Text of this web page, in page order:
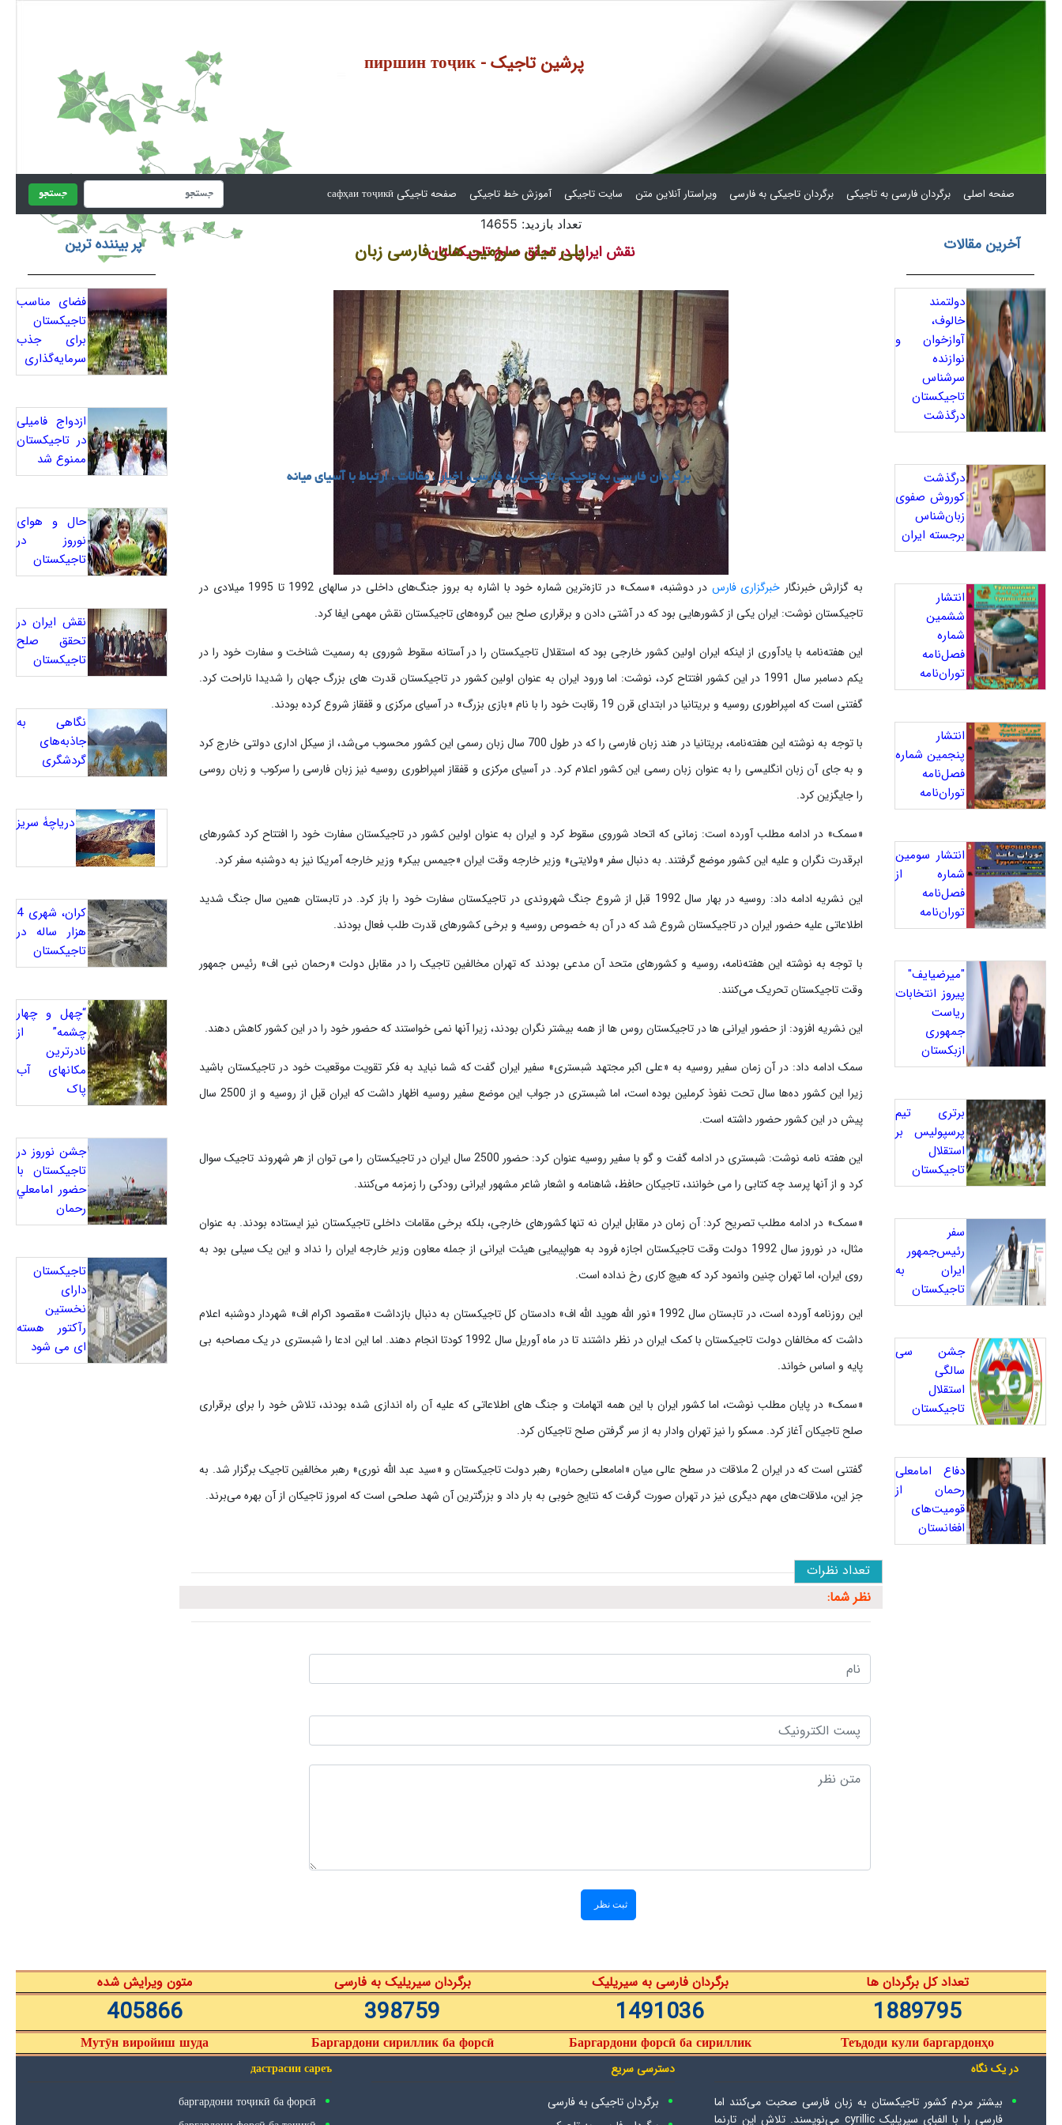
пиршин тоҷик - پرشین تاجیک
پلی میان سرزمین های فارسی زبان
برگردان فارسی به تاجیکی، تاجیکی به فارسی، اخبار ، مقالات ، ارتباط با آسیای میانه
صفحه اصلی
(current) برگردان فارسی به تاجیکی برگردان تاجیکی به فارسی ویراستار آنلاین متن سایت تاجیکی آموزش خط تاجیکی صفحه تاجیکی сафҳаи тоҷикӣ جستجو
پر بیننده ترین
فضای مناسب
تاجیکستان
برای جذب
سرمایه‌گذاری
ازدواج فامیلی
در تاجیکستان
ممنوع شد
حال و هوای
نوروز در
تاجیکستان
نقش ایران در
تحقق صلح
تاجیکستان
نگاهی به
جاذبه‌های
گردشگری
دریاچۀ سریز
کران، شهری 4
هزار ساله در
تاجیکستان
“چهل و چهار
چشمه” از
نادرترین
مکانهای آب
پاک
جشن نوروز در
تاجيکستان با
حضور امامعلي
رحمان
تاجیکستان
دارای
نخستین
رآکتور هسته
ای می شود
تعداد بازدید: 14655
نقش ایران در تحقق صلح تاجیکستان
به گزارش خبرنگار خبرگزاری فارس
در دوشنبه، «سمک» در تازه‌ترین شماره خود با اشاره به بروز جنگ‌های داخلی در سالهای 1992 تا 1995 میلادی در
تاجیکستان نوشت: ایران یکی از کشورهایی بود که در آشتی دادن و برقراری صلح بین گروه‌های تاجیکستان نقش مهمی ایفا کرد.
این هفته‌نامه با یادآوری از اینکه ایران اولین کشور خارجی بود که استقلال تاجیکستان را در آستانه سقوط شوروی به رسمیت شناخت و سفارت خود را در
یکم دسامبر سال 1991 در این کشور افتتاح کرد، نوشت: اما ورود ایران به عنوان اولین کشور در تاجیکستان قدرت های بزرگ جهان را شدیدا ناراحت کرد.
گفتنی است که امپراطوری روسیه و بریتانیا در ابتدای قرن 19 رقابت خود را با نام «بازی بزرگ» در آسیای مرکزی و قفقاز شروع کرده بودند.
با توجه به نوشته این هفته‌نامه، بریتانیا در هند زبان فارسی را که در طول 700 سال زبان رسمی این کشور محسوب می‌شد، از سیکل اداری دولتی خارج کرد
و به جای آن زبان انگلیسی را به عنوان زبان رسمی این کشور اعلام کرد. در آسیای مرکزی و قفقاز امپراطوری روسیه نیز زبان فارسی را سرکوب و زبان روسی
را جایگزین کرد.
«سمک» در ادامه مطلب آورده است: زمانی که اتحاد شوروی سقوط کرد و ایران به عنوان اولین کشور در تاجیکستان سفارت خود را افتتاح کرد کشورهای
ابرقدرت نگران و علیه این کشور موضع گرفتند. به دنبال سفر «ولایتی» وزیر خارجه وقت ایران «جیمس بیکر» وزیر خارجه آمریکا نیز به دوشنبه سفر کرد.
این نشریه ادامه داد: روسیه در بهار سال 1992 قبل از شروع جنگ شهروندی در تاجیکستان سفارت خود را باز کرد. در تابستان همین سال جنگ شدید
اطلاعاتی علیه حضور ایران در تاجیکستان شروع شد که در آن به خصوص روسیه و برخی کشورهای قدرت طلب فعال بودند.
با توجه به نوشته این هفته‌نامه، روسیه و کشورهای متحد آن مدعی بودند که تهران مخالفین تاجیک را در مقابل دولت «رحمان نبی اف» رئیس جمهور
وقت تاجیکستان تحریک می‌کنند.
این نشریه افزود: از حضور ایرانی ها در تاجیکستان روس ها از همه بیشتر نگران بودند، زیرا آنها نمی خواستند که حضور خود را در این کشور کاهش دهند.
سمک ادامه داد: در آن زمان سفیر روسیه به «علی اکبر مجتهد شبستری» سفیر ایران گفت که شما نباید به فکر تقویت موقعیت خود در تاجیکستان باشید
زیرا این کشور ده‌ها سال تحت نفوذ کرملین بوده است، اما شبستری در جواب این موضع سفیر روسیه اظهار داشت که ایران قبل از روسیه و از 2500 سال
پیش در این کشور حضور داشته است.
این هفته نامه نوشت: شبستری در ادامه گفت و گو با سفیر روسیه عنوان کرد: حضور 2500 سال ایران در تاجیکستان را می توان از هر شهروند تاجیک سوال
کرد و از آنها پرسد چه کتابی را می خوانند، تاجیکان حافظ، شاهنامه و اشعار شاعر مشهور ایرانی رودکی را زمزمه می‌کنند.
«سمک» در ادامه مطلب تصریح کرد: آن زمان در مقابل ایران نه تنها کشورهای خارجی، بلکه برخی مقامات داخلی تاجیکستان نیز ایستاده بودند. به عنوان
مثال، در نوروز سال 1992 دولت وقت تاجیکستان اجازه فرود به هواپیمایی هیئت ایرانی از جمله معاون وزیر خارجه ایران را نداد و این یک سیلی بود به
روی ایران، اما تهران چنین وانمود کرد که هیچ کاری رخ نداده است.
این روزنامه آورده است، در تابستان سال 1992 «نور الله هوید الله اف» دادستان کل تاجیکستان به دنبال بازداشت «مقصود اکرام اف» شهردار دوشنبه اعلام
داشت که مخالفان دولت تاجیکستان با کمک ایران در نظر داشتند تا در ماه آوریل سال 1992 کودتا انجام دهند. اما این ادعا را شبستری در یک مصاحبه بی
پایه و اساس خواند.
«سمک» در پایان مطلب نوشت، اما کشور ایران با این همه اتهامات و جنگ های اطلاعاتی که علیه آن راه اندازی شده بودند، تلاش خود را برای برقراری
صلح تاجیکان آغاز کرد. مسکو را نیز تهران وادار به از سر گرفتن صلح تاجیکان کرد.
گفتنی است که در ایران 2 ملاقات در سطح عالی میان «امامعلی رحمان» رهبر دولت تاجیکستان و «سید عبد الله نوری» رهبر مخالفین تاجیک برگزار شد. به
جز این، ملاقات‌های مهم دیگری نیز در تهران صورت گرفت که نتایج خوبی به بار داد و بزرگترین آن شهد صلحی است که امروز تاجیکان از آن بهره می‌برند.
تعداد نظرات
نظر شما:
آخرین مقالات
دولتمند
خالوف،
آوازخوان و
نوازنده
سرشناس
تاجیکستان
درگذشت
درگذشت
کوروش صفوی
زبان‌شناس
برجسته ایران
انتشار
ششمین
شماره
فصل‌نامه
توران‌نامه
انتشار
پنجمین شماره
فصل‌نامه
توران‌نامه
انتشار سومین
شماره از
فصل‌نامه
توران‌نامه
"میرضیایف"
پیروز انتخابات
ریاست
جمهوری
ازبکستان
برتری تیم
پرسپولیس بر
استقلال
تاجیکستان
سفر
رئیس‌جمهور
ایران به
تاجیکستان
جشن سی
سالگی
استقلال
تاجیکستان
دفاع امامعلی
رحمان از
قومیت‌های
افغانستان
تعداد کل برگردان ها برگردان فارسی به سیریلیک برگردان سیریلیک به فارسی متون ویرایش شده
1889795
1491036
398759
405866
Теъдоди кули баргардонҳо
Баргардони форсӣ ба сириллик
Баргардони сириллик ба форсӣ
Мутӯн виройиш шуда
در یک نگاه
بیشتر مردم کشور تاجیکستان به زبان فارسی صحبت می‌کنند اما
فارسی را با الفبای سیریلیک cyrillic می‌نویسند. تلاش این تارنما
دسترسی سریع
برگردان تاجیکی به فارسی
дастрасии сареъ
баргардони тоҷикӣ ба форсӣ